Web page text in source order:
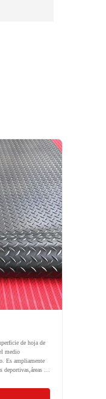
de hoja de
medio
Es ampliamente
de